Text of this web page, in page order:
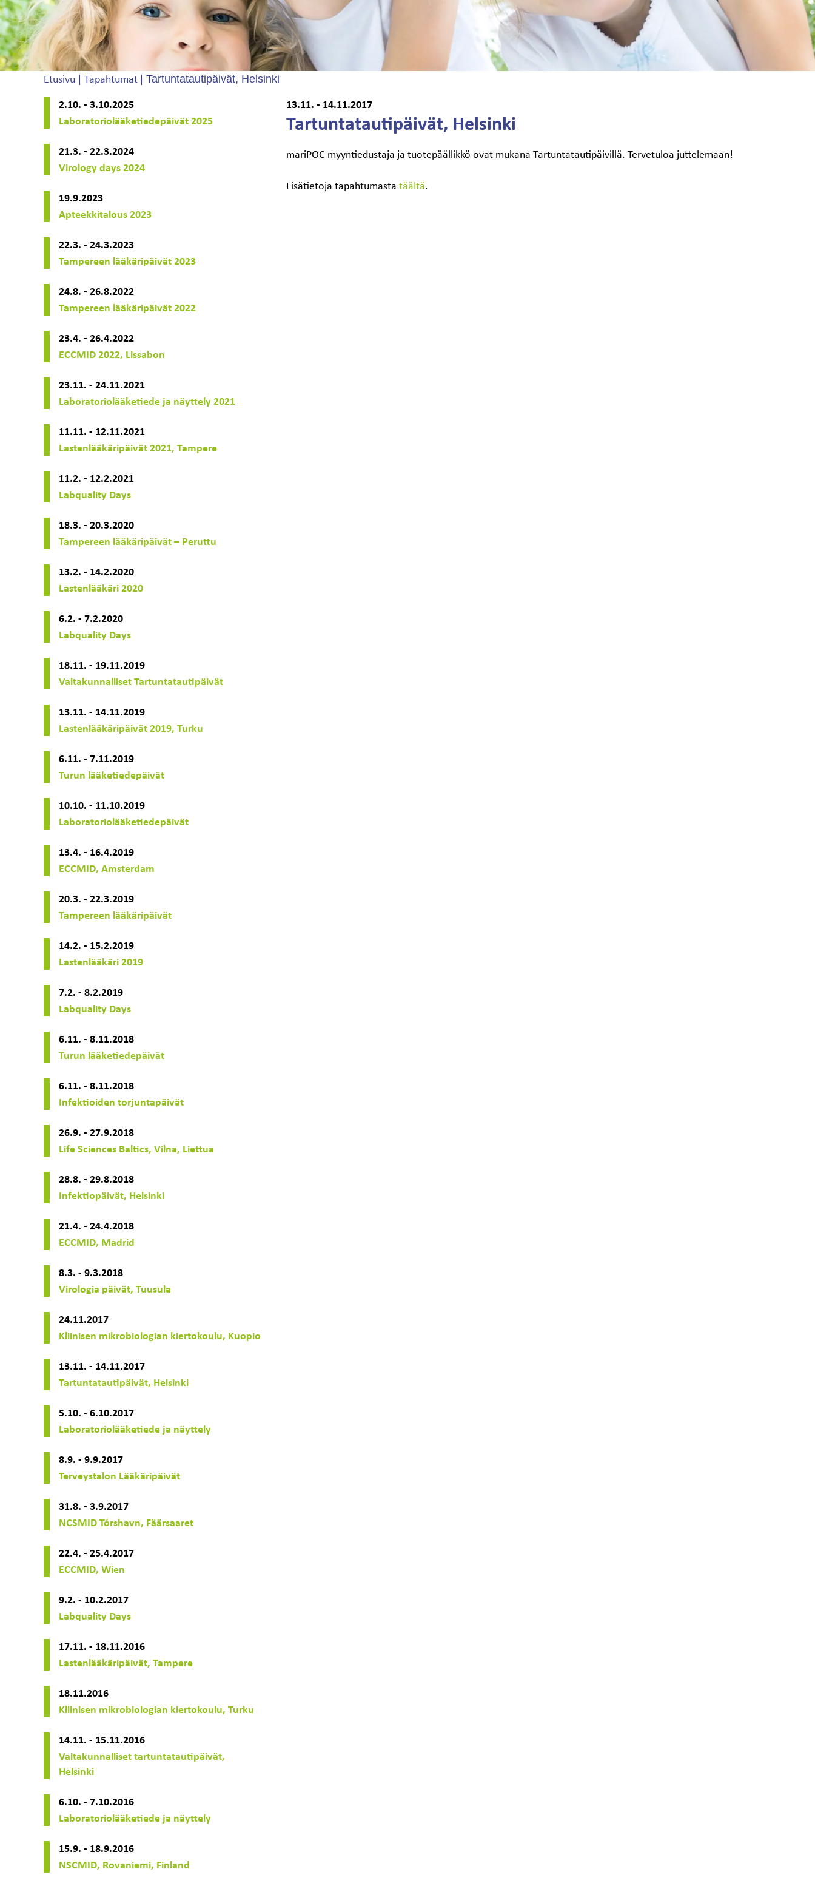
Etusivu Tapahtumat Tartuntatautipäivät, Helsinki
2.10. - 3.10.2025
Laboratoriolääketiedepäivät 2025
21.3. - 22.3.2024
Virology days 2024
19.9.2023
Apteekkitalous 2023
22.3. - 24.3.2023
Tampereen lääkäripäivät 2023
24.8. - 26.8.2022
Tampereen lääkäripäivät 2022
23.4. - 26.4.2022
ECCMID 2022, Lissabon
23.11. - 24.11.2021
Laboratoriolääketiede ja näyttely 2021
11.11. - 12.11.2021
Lastenlääkäripäivät 2021, Tampere
11.2. - 12.2.2021
Labquality Days
18.3. - 20.3.2020
Tampereen lääkäripäivät – Peruttu
13.2. - 14.2.2020
Lastenlääkäri 2020
6.2. - 7.2.2020
Labquality Days
18.11. - 19.11.2019
Valtakunnalliset Tartuntatautipäivät
13.11. - 14.11.2019
Lastenlääkäripäivät 2019, Turku
6.11. - 7.11.2019
Turun lääketiedepäivät
10.10. - 11.10.2019
Laboratoriolääketiedepäivät
13.4. - 16.4.2019
ECCMID, Amsterdam
20.3. - 22.3.2019
Tampereen lääkäripäivät
14.2. - 15.2.2019
Lastenlääkäri 2019
7.2. - 8.2.2019
Labquality Days
6.11. - 8.11.2018
Turun lääketiedepäivät
6.11. - 8.11.2018
Infektioiden torjuntapäivät
26.9. - 27.9.2018
Life Sciences Baltics, Vilna, Liettua
28.8. - 29.8.2018
Infektiopäivät, Helsinki
21.4. - 24.4.2018
ECCMID, Madrid
8.3. - 9.3.2018
Virologia päivät, Tuusula
24.11.2017
Kliinisen mikrobiologian kiertokoulu, Kuopio
13.11. - 14.11.2017
Tartuntatautipäivät, Helsinki
5.10. - 6.10.2017
Laboratoriolääketiede ja näyttely
8.9. - 9.9.2017
Terveystalon Lääkäripäivät
31.8. - 3.9.2017
NCSMID Tórshavn, Fäärsaaret
22.4. - 25.4.2017
ECCMID, Wien
9.2. - 10.2.2017
Labquality Days
17.11. - 18.11.2016
Lastenlääkäripäivät, Tampere
18.11.2016
Kliinisen mikrobiologian kiertokoulu, Turku
14.11. - 15.11.2016
Valtakunnalliset tartuntatautipäivät,
Helsinki
6.10. - 7.10.2016
Laboratoriolääketiede ja näyttely
15.9. - 18.9.2016
NSCMID, Rovaniemi, Finland
13.11. - 14.11.2017
Tartuntatautipäivät, Helsinki
mariPOC myyntiedustaja ja tuotepäällikkö ovat mukana Tartuntatautipäivillä. Tervetuloa juttelemaan!
Lisätietoja tapahtumasta täältä.